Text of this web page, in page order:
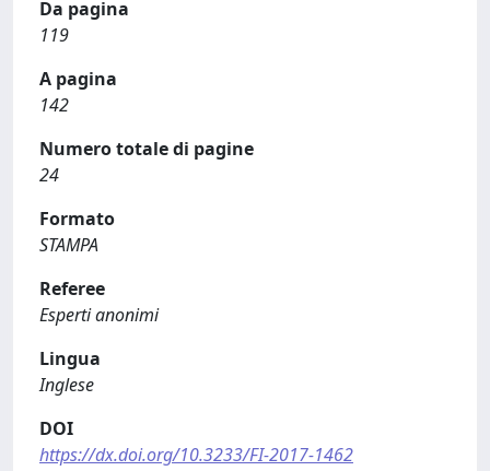
Da pagina
119
A pagina
142
Numero totale di pagine
24
Formato
STAMPA
Referee
Esperti anonimi
Lingua
Inglese
DOI
https://dx.doi.org/10.3233/FI-2017-1462